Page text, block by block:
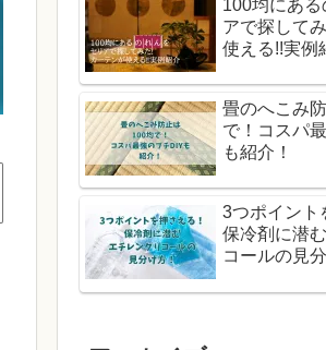
100均にある
アで探して
使える!!実例
畳のへこみ
で！コスパ
も紹介！
3つポイント
保冷剤に潜
コールの見